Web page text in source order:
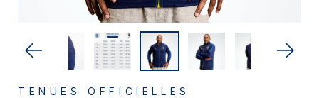
TENUES OFFICIELLES